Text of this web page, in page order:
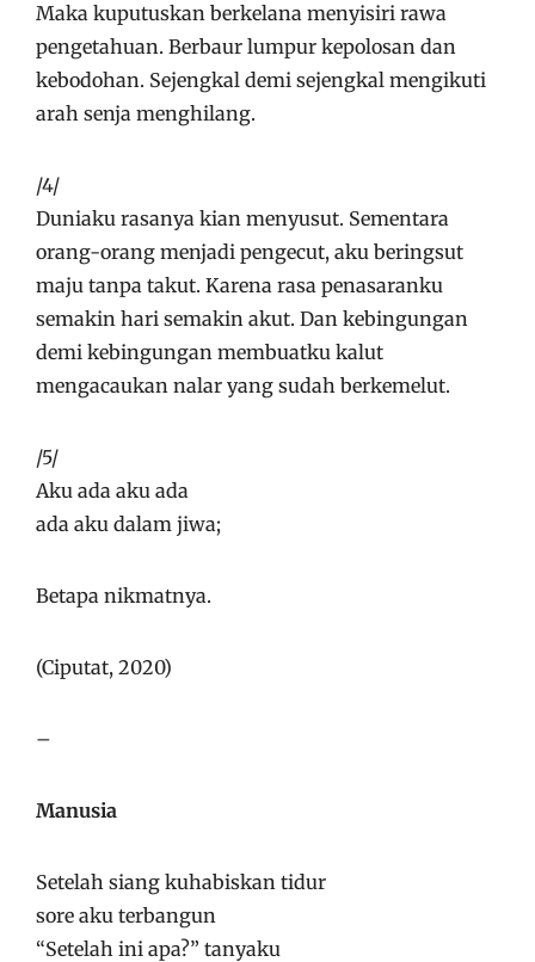
Maka kuputuskan berkelana menyisiri rawa
pengetahuan. Berbaur lumpur kepolosan dan
kebodohan. Sejengkal demi sejengkal mengikuti
arah senja menghilang.
/4/
Duniaku rasanya kian menyusut. Sementara
orang-orang menjadi pengecut, aku beringsut
maju tanpa takut. Karena rasa penasaranku
semakin hari semakin akut. Dan kebingungan
demi kebingungan membuatku kalut
mengacaukan nalar yang sudah berkemelut.
/5/
Aku ada aku ada
ada aku dalam jiwa;
Betapa nikmatnya.
(Ciputat, 2020)
–
Manusia
Setelah siang kuhabiskan tidur
sore aku terbangun
“Setelah ini apa?” tanyaku